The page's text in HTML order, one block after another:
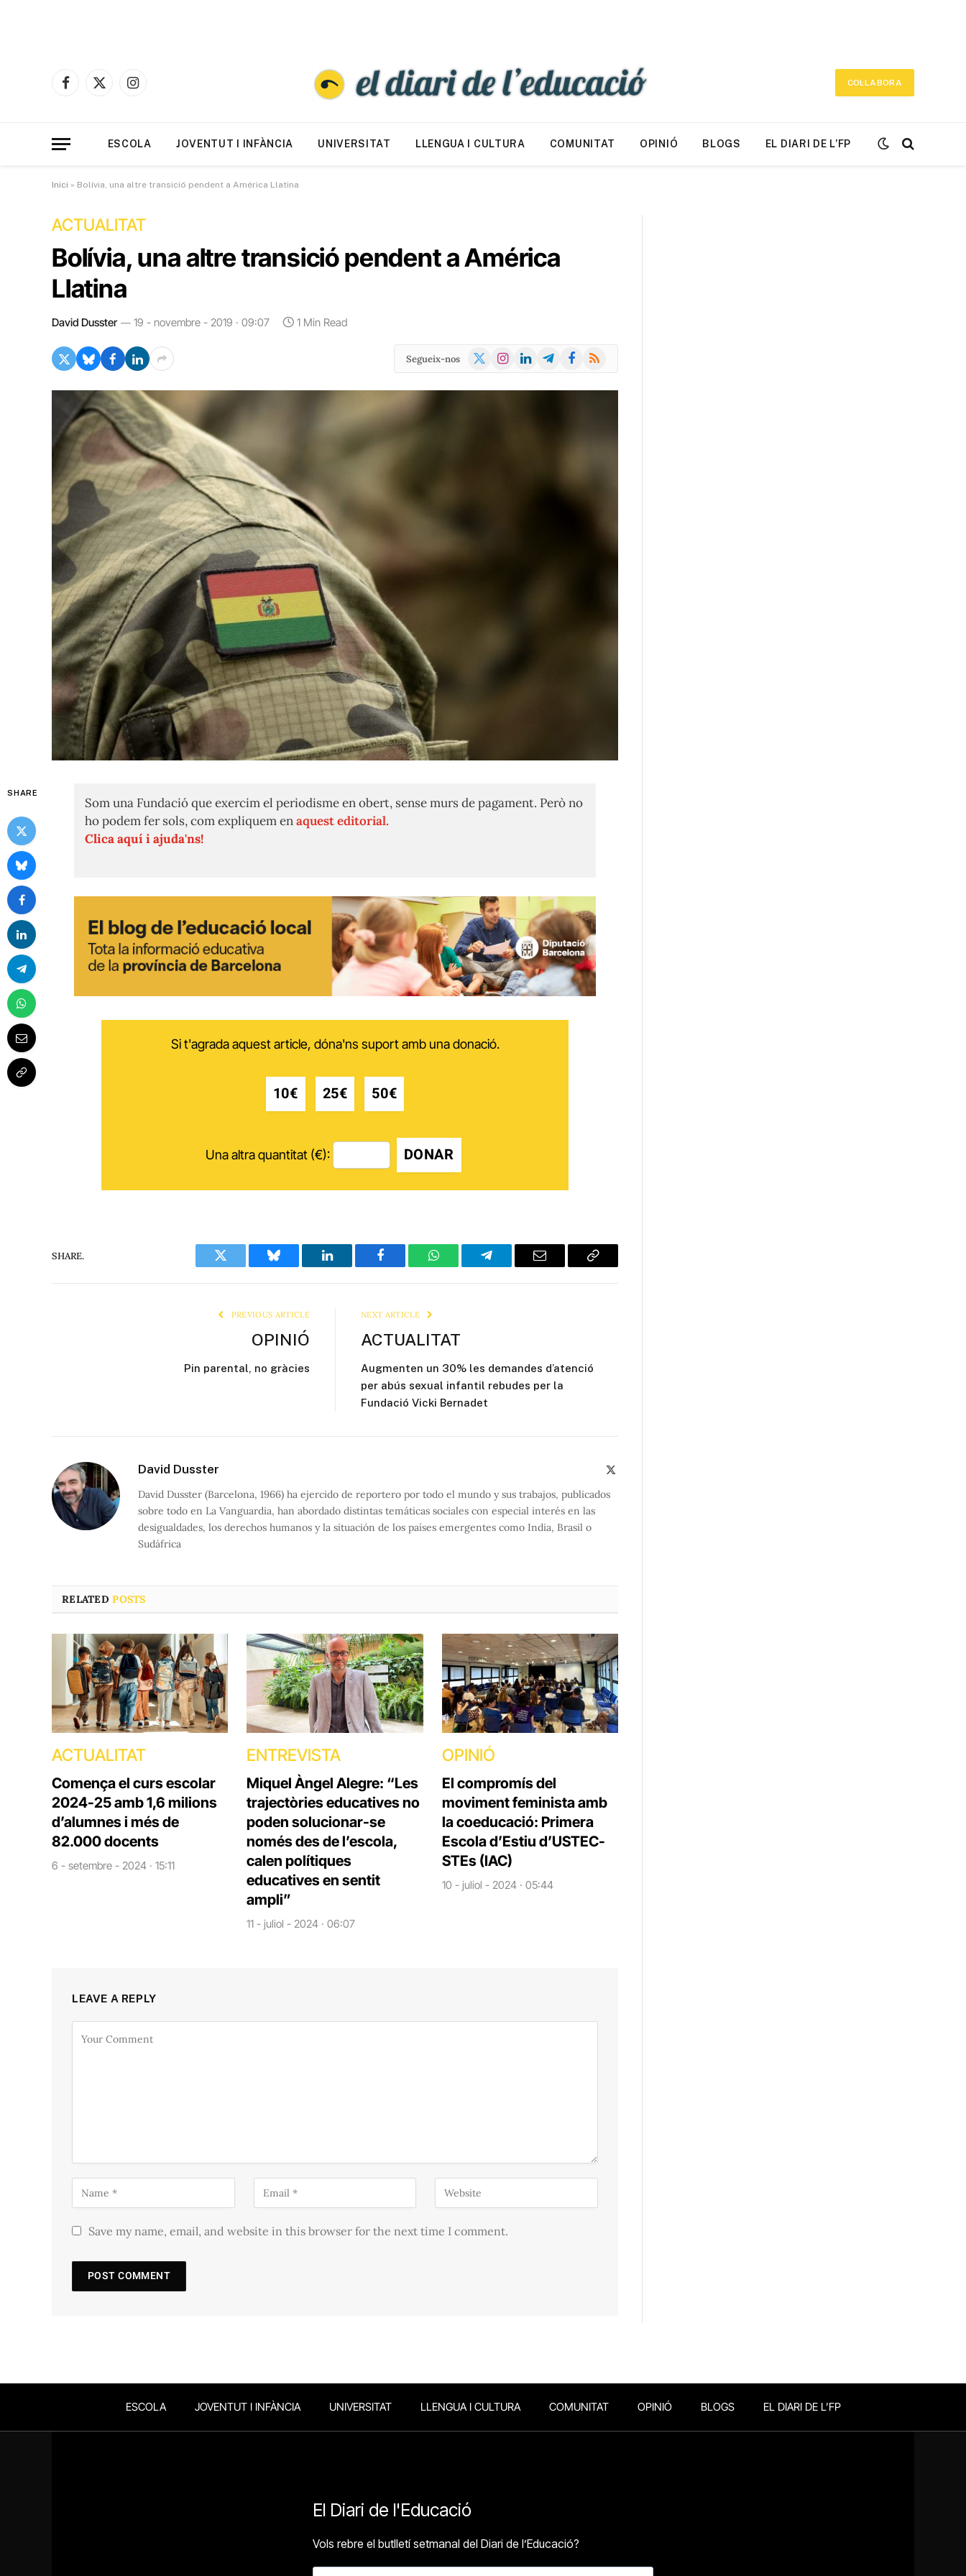
Facebook
X
Instagram
COL·LABORA
ESCOLA JOVENTUT I INFÀNCIA UNIVERSITAT LLENGUA I CULTURA COMUNITAT OPINIÓ BLOGS EL DIARI DE L’FP
Inici » Bolívia, una altre transició pendent a América Llatina
ACTUALITAT
Bolívia, una altre transició pendent a América
Llatina
David Dusster 19 - novembre - 2019 · 09:07 1 Min Read
Segueix-nos
X
Instagram
LinkedInTelegramFacebook
RSS
SHARE
Som una Fundació que exercim el periodisme en obert, sense murs de pagament. Però no
ho podem fer sols, com expliquem enaquest editorial.
Clica aquí i ajuda'ns!
Si t'agrada aquest article, dóna'ns suport amb una donació.
10€ 25€ 50€
Una altra quantitat (€): DONAR
SHARE.
Twitter Bluesky LinkedIn Facebook WhatsAppTelegram Email
Copy
PREVIOUS ARTICLE
OPINIÓ
Pin parental, no gràcies
NEXT ARTICLE
ACTUALITAT
Augmenten un 30% les demandes d’atenció
per abús sexual infantil rebudes per la
Fundació Vicki Bernadet
David Dusster
David Dusster (Barcelona, 1966) ha ejercido de reportero por todo el mundo y sus trabajos, publicados
sobre todo en La Vanguardia, han abordado distintas temáticas sociales con especial interés en las
desigualdades, los derechos humanos y la situación de los países emergentes como India, Brasil o
Sudáfrica
RELATEDPOSTS
ACTUALITAT
Comença el curs escolar
2024-25 amb 1,6 milions
d’alumnes i més de
82.000 docents
6 - setembre - 2024 · 15:11
ENTREVISTA
Miquel Àngel Alegre: “Les
trajectòries educatives no
poden solucionar-se
només des de l’escola,
calen polítiques
educatives en sentit
ampli”
11 - juliol - 2024 · 06:07
OPINIÓ
El compromís del
moviment feminista amb
la coeducació: Primera
Escola d’Estiu d’USTEC-
STEs (IAC)
10 - juliol - 2024 · 05:44
LEAVE A REPLY
Save my name, email, and website in this browser for the next time I comment.
ESCOLA JOVENTUT I INFÀNCIA UNIVERSITAT LLENGUA I CULTURA COMUNITAT OPINIÓ BLOGS EL DIARI DE L’FP